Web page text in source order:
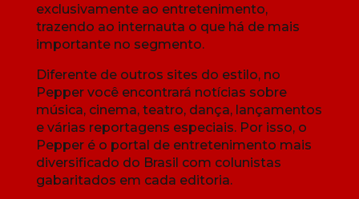
exclusivamente ao entretenimento,
trazendo ao internauta o que há de mais
importante no segmento.
Diferente de outros sites do estilo, no
Pepper você encontrará notícias sobre
música, cinema, teatro, dança, lançamentos
e várias reportagens especiais. Por isso, o
Pepper é o portal de entretenimento mais
diversificado do Brasil com colunistas
gabaritados em cada editoria.